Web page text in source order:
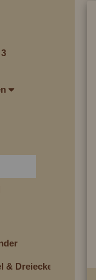
& Dreiecke